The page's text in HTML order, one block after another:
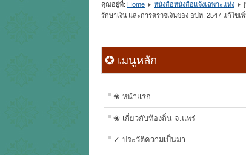
คุณอยู่ที่: Home หนังสือหนังสือแจ้งเฉพาะแห่ง
รักษาเงิน และการตรวจเงินของ อปท. 2547 แก้ไขเ
✪ เมนูหลัก
❀ หน้าแรก
❀ เกี่ยวกับท้องถิ่น จ.แพร่
✓ ประวัติความเป็นมา